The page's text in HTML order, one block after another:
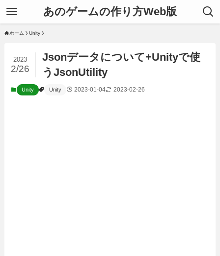
あのゲームの作り方Web版
ホーム Unity
Jsonデータについて+Unityで使
うJsonUtility
2023
2/26
Unity Unity 2023-01-04 2023-02-26